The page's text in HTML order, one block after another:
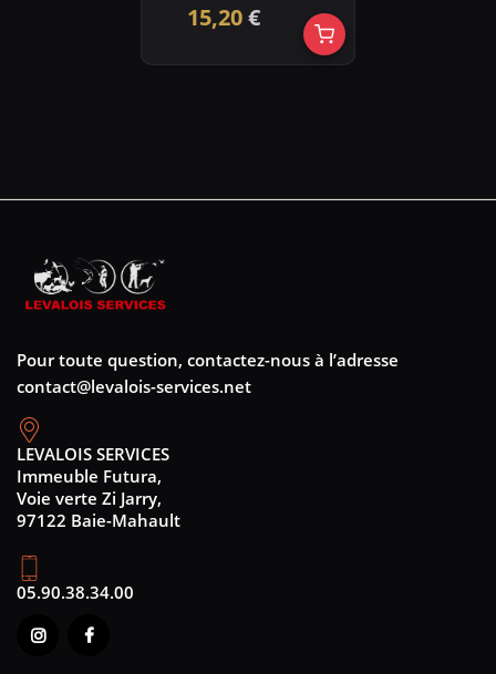
15,20€
Pour toute question, contactez-nous à l’adresse
contact@levalois-services.net
LEVALOIS SERVICES
Immeuble Futura,
Voie verte Zi Jarry,
97122 Baie-Mahault
05.90.38.34.00